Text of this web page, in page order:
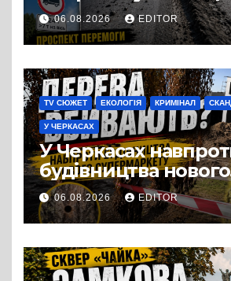
лише людей, а й
Черкас
06.08.2026 EDITOR
TV СЮЖЕТ ЕКОЛОГІЯ КРИМІНАЛ
У ЧЕРКАСАХ
У Черкасах
будівництва нового
супермаркету
проспекті
дерева. І це
можна назвати
випадковістю
06.08.2026 EDITOR